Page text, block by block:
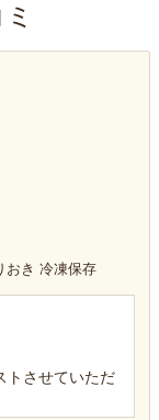
おき 冷凍保存
トさせていただ